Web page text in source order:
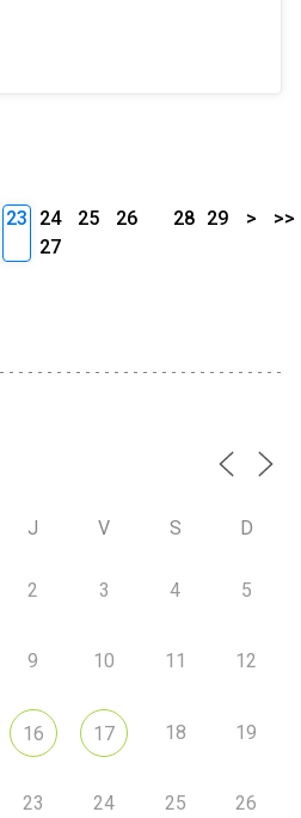
23 24 25
26
27
28 29 > >>
J V S D
2 3 4 5
9 10 11 12
16 17 18 19
23 24 25 26